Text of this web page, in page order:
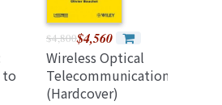
to
$4,800$4,560
Wireless Optical
Telecommunications
(Hardcover)